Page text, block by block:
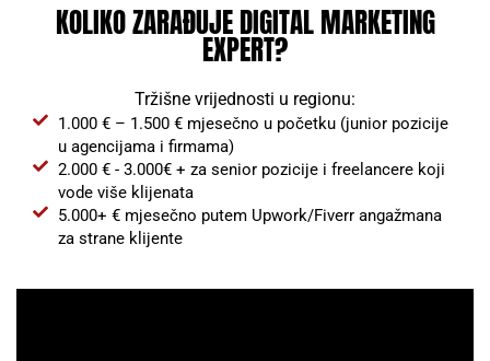
KOLIKO ZARAĐUJE DIGITAL MARKETING
EXPERT?
Tržišne vrijednosti u regionu:
1.000 € – 1.500 € mjesečno u početku (junior pozicije
u agencijama i firmama)
2.000 € - 3.000€ + za senior pozicije i freelancere koji
vode više klijenata
5.000+ € mjesečno putem Upwork/Fiverr angažmana
za strane klijente